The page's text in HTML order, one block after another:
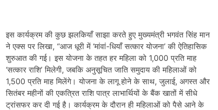
इस कार्यक्रम की कुछ झलकियाँ साझा करते हुए मुख्यमंत्री भगवंत सिंह मान
ने एक्स पर लिखा, “आज धूरी में ‘मांवां-धियाँ सत्कार योजना’ की ऐतिहासिक
शुरुआत की गई। इस योजना के तहत हर महिला को 1,000 प्रति माह
‘सत्कार राशि’ मिलेगी, जबकि अनुसूचित जाति समुदाय की महिलाओं को
1,500 प्रति माह मिलेंगे। योजना के लागू होने के साथ, जुलाई, अगस्त और
सितंबर महीनों की एकत्रित राशि पात्र लाभार्थियों के बैंक खातों में सीधे
ट्रांसफर कर दी गई है। कार्यक्रम के दौरान ही महिलाओं को पैसे आने के